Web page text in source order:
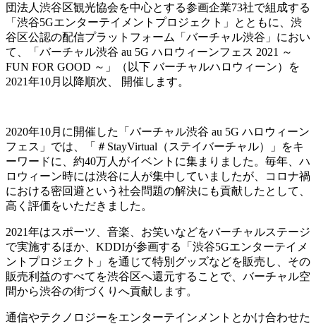
団法人渋谷区観光協会を中心とする参画企業73社で組成する
「渋谷5Gエンターテイメントプロジェクト」とともに、渋
谷区公認の配信プラットフォーム「バーチャル渋谷」におい
て、「バーチャル渋谷 au 5G ハロウィーンフェス 2021 ～
FUN FOR GOOD ～」（以下 バーチャルハロウィーン）を
2021年10月以降順次、 開催します。
2020年10月に開催した「バーチャル渋谷 au 5G ハロウィーン
フェス」では、「＃StayVirtual（ステイバーチャル）」をキ
ーワードに、約40万人がイベントに集まりました。毎年、ハ
ロウィーン時には渋谷に人が集中していましたが、コロナ禍
における密回避という社会問題の解決にも貢献したとして、
高く評価をいただきました。
2021年はスポーツ、音楽、お笑いなどをバーチャルステージ
で実施するほか、KDDIが参画する「渋谷5Gエンターテイメ
ントプロジェクト」を通じて特別グッズなどを販売し、その
販売利益のすべてを渋谷区へ還元することで、バーチャル空
間から渋谷の街づくりへ貢献します。
通信やテクノロジーをエンターテインメントとかけ合わせた